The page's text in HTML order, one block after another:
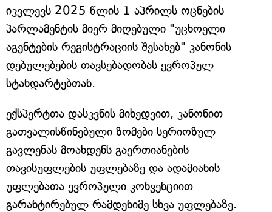
იკვლევს 2025 წლის 1 აპრილს ოცნების
პარლამენტის მიერ მიღებული "უცხოელი
აგენტების რეგისტრაციის შესახებ" კანონის
დებულებების თავსებადობას ევროპულ
სტანდარტებთან.
ექსპერტთა დასკვნის მიხედვით, კანონით
გათვალისწინებული ზომები სერიოზულ
გავლენას მოახდენს გაერთიანების
თავისუფლების უფლებაზე და ადამიანის
უფლებათა ევროპული კონვენციით
გარანტირებულ რამდენიმე სხვა უფლებაზე.